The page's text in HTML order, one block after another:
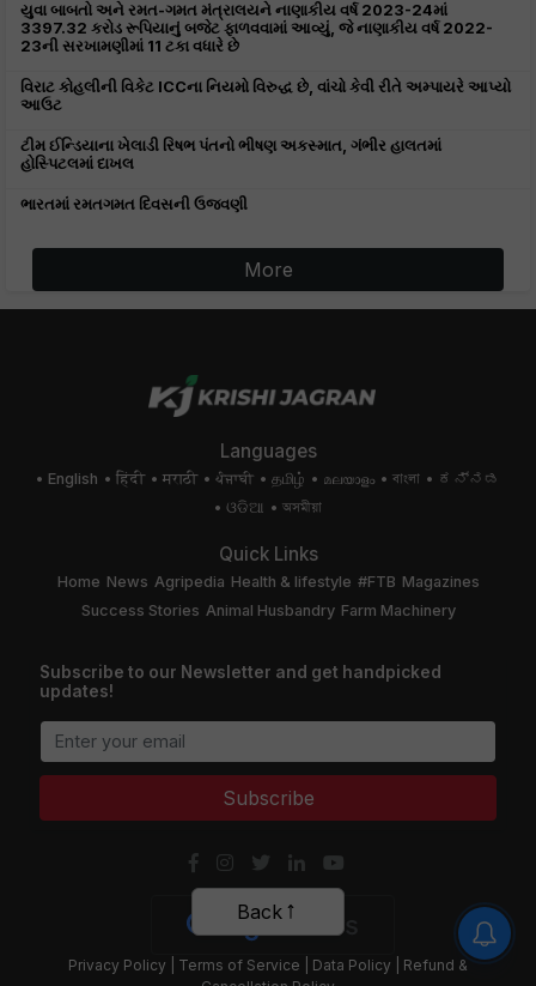
યુવા બાબતો અને રમત-ગમત મંત્રાલયને નાણાકીય વર્ષ 2023-24માં
3397.32 કરોડ રૂપિયાનું બજેટ ફાળવવામાં આવ્યું, જે નાણાકીય વર્ષ 2022-
23ની સરખામણીમાં 11 ટકા વધારે છે
વિરાટ કોહલીની વિકેટ ICCના નિયમો વિરુદ્ધ છે, વાંચો કેવી રીતે અમ્પાયરે આપ્યો
આઉટ
ટીમ ઈન્ડિયાના ખેલાડી રિષભ પંતનો ભીષણ અકસ્માત, ગંભીર હાલતમાં
હોસ્પિટલમાં દાખલ
ભારતમાં રમતગમત દિવસની ઉજવણી
More
Languages
English हिंदी मराठी ਪੰਜਾਬੀ தமிழ் മലയാളം বাংলা
ಕನ್ನಡ
ଓଡିଆ
অসমীয়া
Quick Links
Home News Agripedia Health & lifestyle #FTB Magazines
Success Stories Animal Husbandry Farm Machinery
Subscribe to our Newsletter and get handpicked
updates!
Subscribe
Privacy Policy Terms of Service Data Policy
Refund &
Back